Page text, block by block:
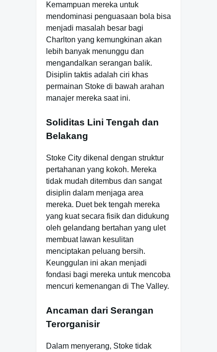
Kemampuan mereka untuk
mendominasi penguasaan bola bisa
menjadi masalah besar bagi
Charlton yang kemungkinan akan
lebih banyak menunggu dan
mengandalkan serangan balik.
Disiplin taktis adalah ciri khas
permainan Stoke di bawah arahan
manajer mereka saat ini.
Soliditas Lini Tengah dan
Belakang
Stoke City dikenal dengan struktur
pertahanan yang kokoh. Mereka
tidak mudah ditembus dan sangat
disiplin dalam menjaga area
mereka. Duet bek tengah mereka
yang kuat secara fisik dan didukung
oleh gelandang bertahan yang ulet
membuat lawan kesulitan
menciptakan peluang bersih.
Keunggulan ini akan menjadi
fondasi bagi mereka untuk mencoba
mencuri kemenangan di The Valley.
Ancaman dari Serangan
Terorganisir
Dalam menyerang, Stoke tidak